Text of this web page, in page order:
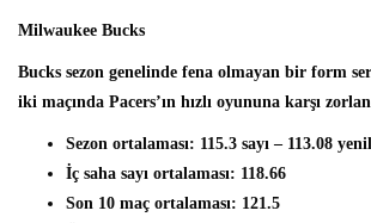
Milwaukee Bucks
Bucks sezon genelinde fena olmayan bir form
iki maçında Pacers’ın hızlı oyununa karşı
Sezon ortalaması: 115.3 sayı – 113.08
İç saha sayı ortalaması: 118.66
Son 10 maç ortalaması: 121.5